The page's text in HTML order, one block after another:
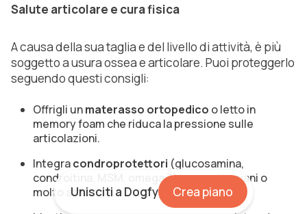
Salute articolare e cura fisica
A causa della sua taglia e del livello di attività, è più
soggetto a usura ossea e articolare. Puoi proteggerlo
seguendo questi consigli:
Offrigli unmaterasso ortopedico o letto in
memory foam che riduca la pressione sulle
articolazioni.
Integracondroprotettori (glucosamina,
condroitina, MSM, omega 3) per cani anziani o
molto attivi.Unisciti a Dogfy Crea piano